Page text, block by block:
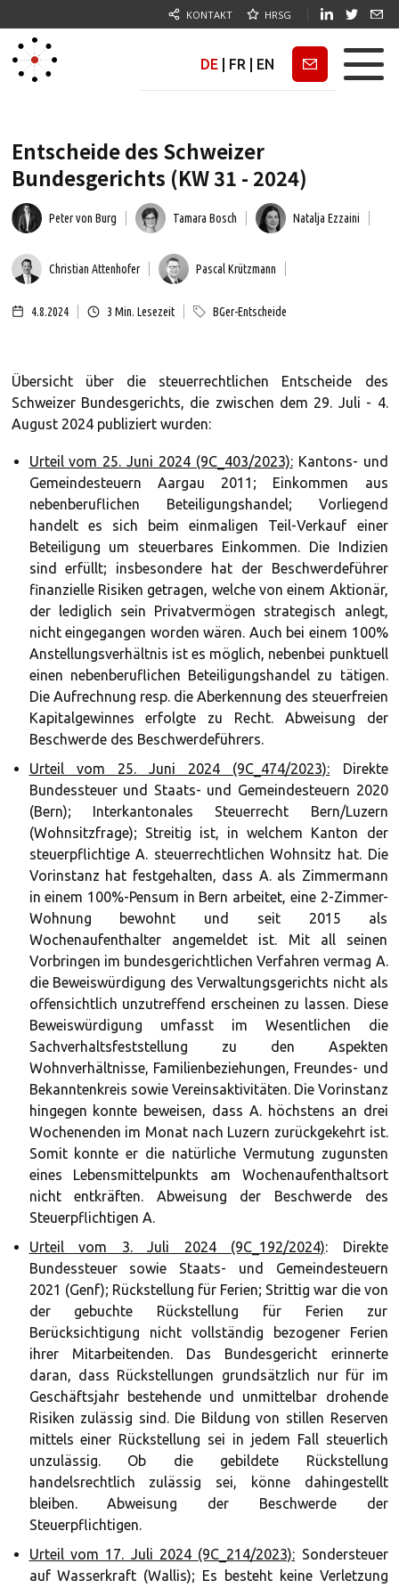
KONTAKT HRSG
DE FR EN Newsletter
Entscheide des Schweizer
Bundesgerichts (KW 31 - 2024)
Peter von Burg Tamara Bosch Natalja Ezzaini
Christian Attenhofer Pascal Krützmann
4.8.2024 3 Min. Lesezeit BGer-Entscheide
Übersicht über die steuerrechtlichen Entscheide des
Schweizer Bundesgerichts, die zwischen dem 29. Juli - 4.
August 2024 publiziert wurden:
Urteil vom 25. Juni 2024 (9C_403/2023):Kantons- und
Gemeindesteuern Aargau 2011; Einkommen aus
nebenberuflichen Beteiligungshandel; Vorliegend
handelt es sich beim einmaligen Teil-Verkauf einer
Beteiligung um steuerbares Einkommen. Die Indizien
sind erfüllt; insbesondere hat der Beschwerdeführer
finanzielle Risiken getragen, welche von einem Aktionär,
der lediglich sein Privatvermögen strategisch anlegt,
nicht eingegangen worden wären. Auch bei einem 100%
Anstellungsverhältnis ist es möglich, nebenbei punktuell
einen nebenberuflichen Beteiligungshandel zu tätigen.
Die Aufrechnung resp. die Aberkennung des steuerfreien
Kapitalgewinnes erfolgte zu Recht. Abweisung der
Beschwerde des Beschwerdeführers.
Urteil vom 25. Juni 2024 (9C_474/2023):
Direkte
Bundessteuer und Staats- und Gemeindesteuern 2020
(Bern); Interkantonales Steuerrecht Bern/Luzern
(Wohnsitzfrage); Streitig ist, in welchem Kanton der
steuerpflichtige A. steuerrechtlichen Wohnsitz hat. Die
Vorinstanz hat festgehalten, dass A. als Zimmermann
in einem 100%-Pensum in Bern arbeitet, eine 2-Zimmer-
Wohnung bewohnt und seit 2015 als
Wochenaufenthalter angemeldet ist. Mit all seinen
Vorbringen im bundesgerichtlichen Verfahren vermag A.
die Beweiswürdigung des Verwaltungsgerichts nicht als
offensichtlich unzutreffend erscheinen zu lassen. Diese
Beweiswürdigung umfasst im Wesentlichen die
Sachverhaltsfeststellung zu den Aspekten
Wohnverhältnisse, Familienbeziehungen, Freundes- und
Bekanntenkreis sowie Vereinsaktivitäten. Die Vorinstanz
hingegen konnte beweisen, dass A. höchstens an drei
Wochenenden im Monat nach Luzern zurückgekehrt ist.
Somit konnte er die natürliche Vermutung zugunsten
eines Lebensmittelpunkts am Wochenaufenthaltsort
nicht entkräften. Abweisung der Beschwerde des
Steuerpflichtigen A.
Urteil vom 3. Juli 2024 (9C_192/2024): Direkte
Bundessteuer sowie Staats- und Gemeindesteuern
2021 (Genf); Rückstellung für Ferien; Strittig war die von
der gebuchte Rückstellung für Ferien zur
Berücksichtigung nicht vollständig bezogener Ferien
ihrer Mitarbeitenden. Das Bundesgericht erinnerte
daran, dass Rückstellungen grundsätzlich nur für im
Geschäftsjahr bestehende und unmittelbar drohende
Risiken zulässig sind. Die Bildung von stillen Reserven
mittels einer Rückstellung sei in jedem Fall steuerlich
unzulässig. Ob die gebildete Rückstellung
handelsrechtlich zulässig sei, könne dahingestellt
bleiben. Abweisung der Beschwerde der
Steuerpflichtigen.
Urteil vom 17. Juli 2024 (9C_214/2023): Sondersteuer
auf Wasserkraft (Wallis); Es besteht keine Verletzung